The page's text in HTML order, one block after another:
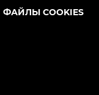
ФАЙЛЫ COOKIES